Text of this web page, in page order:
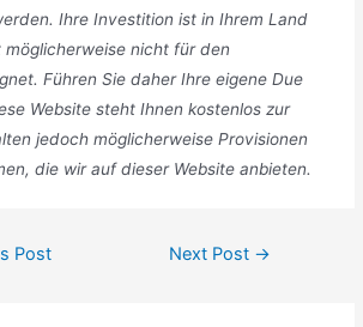
Ihre Investition ist in Ihrem Land
möglicherweise nicht für den
Führen Sie daher Ihre eigene Due
Website steht Ihnen kostenlos zur
jedoch möglicherweise Provisionen
die wir auf dieser Website anbieten.
Post Next Post →